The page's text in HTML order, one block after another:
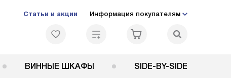
Статьи и акции Информация покупателям
ВИННЫЕ ШКАФЫ SIDE-BY-SIDE